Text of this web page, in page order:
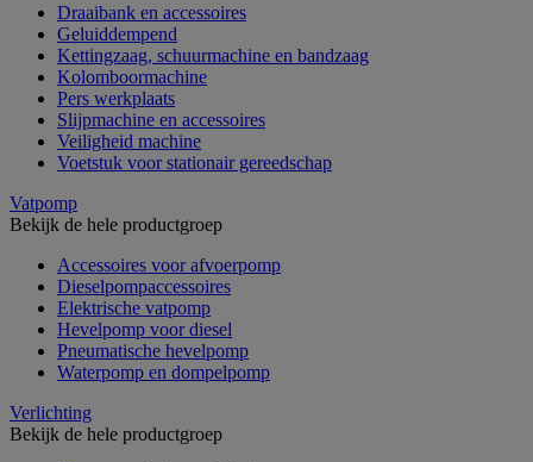
Draaibank en accessoires
Geluiddempend
Kettingzaag, schuurmachine en bandzaag
Kolomboormachine
Pers werkplaats
Slijpmachine en accessoires
Veiligheid machine
Voetstuk voor stationair gereedschap
Vatpomp
Bekijk de hele productgroep
Accessoires voor afvoerpomp
Dieselpompaccessoires
Elektrische vatpomp
Hevelpomp voor diesel
Pneumatische hevelpomp
Waterpomp en dompelpomp
Verlichting
Bekijk de hele productgroep